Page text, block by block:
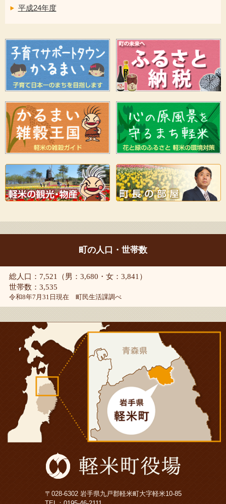
平成24年度
町の人口・世帯数
総人口：7,521（男：3,680・女：3,841）
世帯数：3,535
令和8年7月31日現在 町民生活課調べ
〒028-6302 岩手県九戸郡軽米町大字軽米10-85